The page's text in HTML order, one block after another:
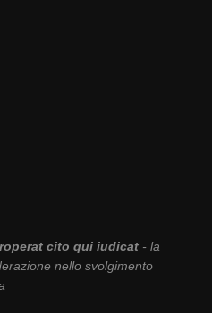
cito qui iudicat- la
nello svolgimento